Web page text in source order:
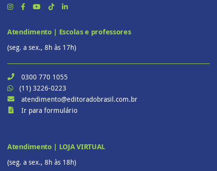
Atendimento | Escolas e professores
(seg. a sex., 8h às 17h)
0300 770 1055
(11) 3226-0223
atendimento@editoradobrasil.com.br
Ir para formulário
Atendimento | LOJA VIRTUAL
(seg. a sex., 8h às 18h)